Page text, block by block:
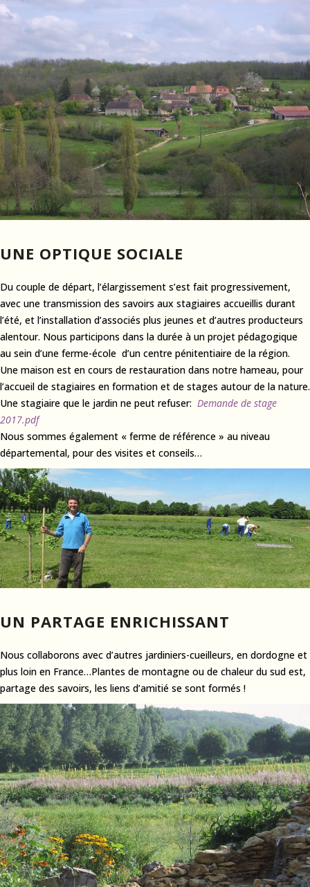
UNE OPTIQUE SOCIALE
Du couple de départ, l’élargissement s’est fait progressivement,
avec une transmission des savoirs aux stagiaires accueillis durant
l’été, et l’installation d’associés plus jeunes et d’autres producteurs
alentour. Nous participons dans la durée à un projet pédagogique
au sein d’une ferme-école d’un centre pénitentiaire de la région.
Une maison est en cours de restauration dans notre hameau, pour
l’accueil de stagiaires en formation et de stages autour de la nature.
Une stagiaire que le jardin ne peut refuser: Demande de stage
2017.pdf
Nous sommes également « ferme de référence » au niveau
départemental, pour des visites et conseils…
UN PARTAGE ENRICHISSANT
Nous collaborons avec d’autres jardiniers-cueilleurs, en dordogne et
plus loin en France…Plantes de montagne ou de chaleur du sud est,
partage des savoirs, les liens d’amitié se sont formés !